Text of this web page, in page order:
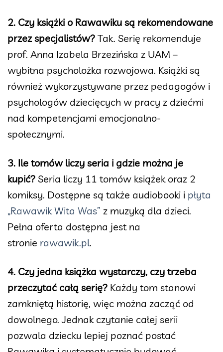
2. Czy książki o Rawawiku są rekomendowane
przez specjalistów? Tak. Serię rekomenduje
prof. Anna Izabela Brzezińska z UAM –
wybitna psycholożka rozwojowa. Książki są
również wykorzystywane przez pedagogów i
psychologów dziecięcych w pracy z dziećmi
nad kompetencjami emocjonalno-
społecznymi.
3. Ile tomów liczy seria i gdzie można je
kupić? Seria liczy 11 tomów książek oraz 2
komiksy. Dostępne są także audiobooki i płyta
„Rawawik Wita Was” z muzyką dla dzieci.
Pełna oferta dostępna jest na
stronie rawawik.pl.
4. Czy jedna książka wystarczy, czy trzeba
przeczytać całą serię? Każdy tom stanowi
zamkniętą historię, więc można zacząć od
dowolnego. Jednak czytanie całej serii
pozwala dziecku lepiej poznać postać